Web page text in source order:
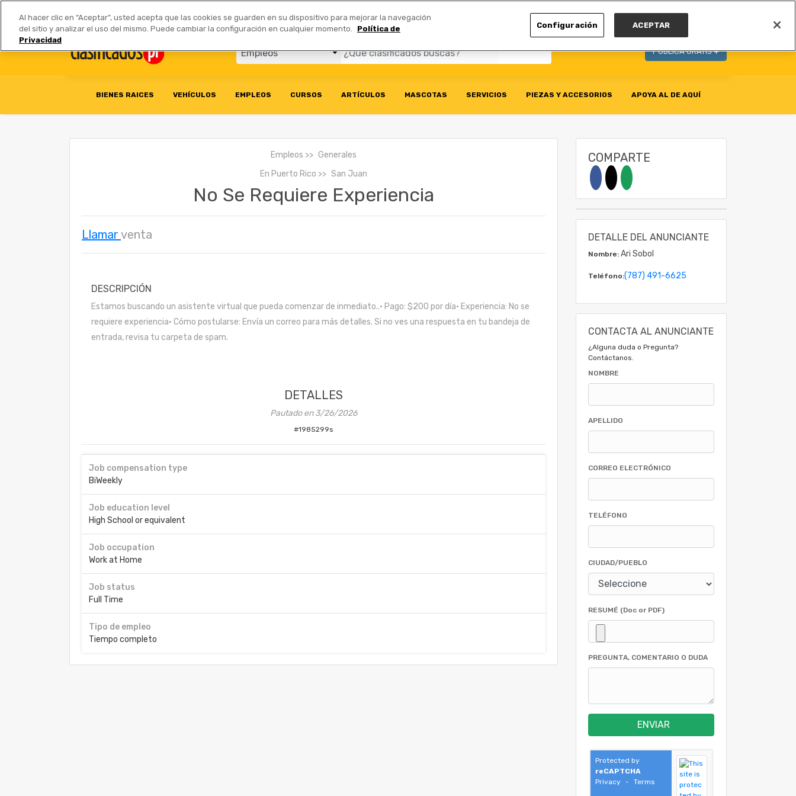
Anúnciate | Tarifas Socios Comerciales
PUBLICA GRATIS +
BIENES RAICES VEHÍCULOS EMPLEOS CURSOS ARTÍCULOS MASCOTAS SERVICIOS PIEZAS Y ACCESORIOS APOYA AL DE AQUÍ
Empleos
Generales
En Puerto Rico San Juan
No Se Requiere Experiencia
Llamar venta
DESCRIPCIÓN
Estamos buscando un asistente virtual que pueda comenzar de inmediato..• Pago: $200 por día• Experiencia: No se
requiere experiencia• Cómo postularse: Envía un correo para más detalles. Si no ves una respuesta en tu bandeja de
entrada, revisa tu carpeta de spam.
DETALLES
Pautado en3/26/2026
#1985299s
Job compensation type
BiWeekly
Job education level
High School or equivalent
Job occupation
Work at Home
Job status
Full Time
Tipo de empleo
Tiempo completo
COMPARTE
DETALLE DEL ANUNCIANTE
Nombre: Ari Sobol
Teléfono:(787) 491-6625
CONTACTA AL ANUNCIANTE
¿Alguna duda o Pregunta?
Contáctanos.
NOMBRE
APELLIDO
CORREO ELECTRÓNICO
TELÉFONO
CIUDAD/PUEBLO
RESUMÉ (Doc or PDF)
PREGUNTA, COMENTARIO O DUDA
ENVIAR
Protected by
reCAPTCHA
Privacy
- Terms
Al hacer clic en “Aceptar”, usted acepta que las cookies se guarden en su dispositivo para mejorar la navegación
del sitio y analizar el uso del mismo. Puede cambiar la configuración en cualquier momento.
Política de
Privacidad
Configuración ACEPTAR